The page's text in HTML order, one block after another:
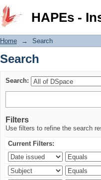
HAPEs -
Search
Home → Search
Search
Search:
Filters
Use filters to refine the search
Current Filters: